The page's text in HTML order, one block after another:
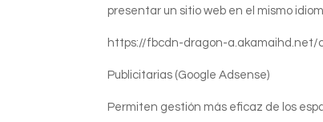
presentar un sitio web en el mismo
https://fbcdn-dragon-a.akamaihd.net/
Publicitarias (Google Adsense)
Permiten gestión más eficaz de los